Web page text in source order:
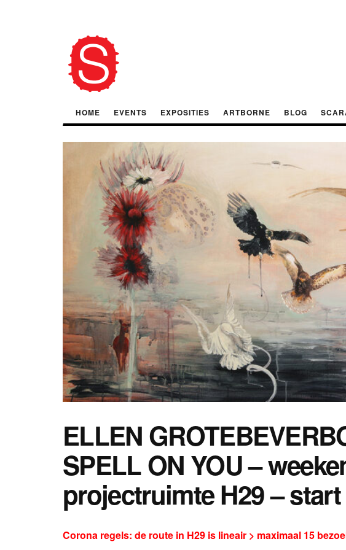
HOME EVENTS EXPOSITIES ARTBORNE BLOG
ELLEN
SPELL ON YOU –
projectruimte H29 – start
Corona regels: de route in H29 is lineair > maximaal 15